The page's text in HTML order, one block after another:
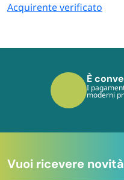
Acquirente verificato
È
I
moderni
Vuoi ricevere